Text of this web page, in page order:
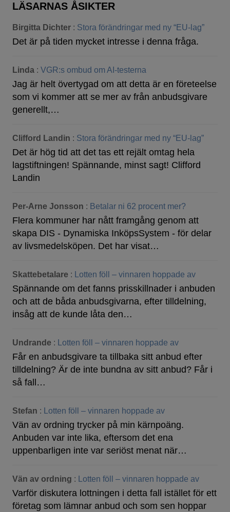
LÄSARNAS ÅSIKTER
Birgitta Dichter : Stora förändringar med ny “EU-lag”
Det är på tiden mycket intresse i denna fråga.
Linda : VGR:s ombud om AI-testerna
Jag är helt övertygad om att detta är en företeelse
som vi kommer att se mer av från anbudsgivare
generellt,…
Clifford Landin : Stora förändringar med ny “EU-lag”
Det är hög tid att det tas ett rejält omtag hela
lagstiftningen! Spännande, minst sagt! Clifford
Landin
Per-Arne Jonsson : Betalar ni 62 procent mer?
Flera kommuner har nått framgång genom att
skapa DIS - Dynamiska InköpsSystem - för delar
av livsmedelsköpen. Det har visat…
Skattebetalare : Lotten föll – vinnaren hoppade av
Spännande om det fanns prisskillnader i anbuden
och att de båda anbudsgivarna, efter tilldelning,
insåg att de kunde låta den…
Undrande : Lotten föll – vinnaren hoppade av
Får en anbudsgivare ta tillbaka sitt anbud efter
tilldelning? Är de inte bundna av sitt anbud? Får i
så fall…
Stefan : Lotten föll – vinnaren hoppade av
Vän av ordning trycker på min kärnpoäng.
Anbuden var inte lika, eftersom det ena
uppenbarligen inte var seriöst menat när…
Vän av ordning : Lotten föll – vinnaren hoppade av
Varför diskutera lottningen i detta fall istället för ett
företag som lämnar anbud och som sen hoppar